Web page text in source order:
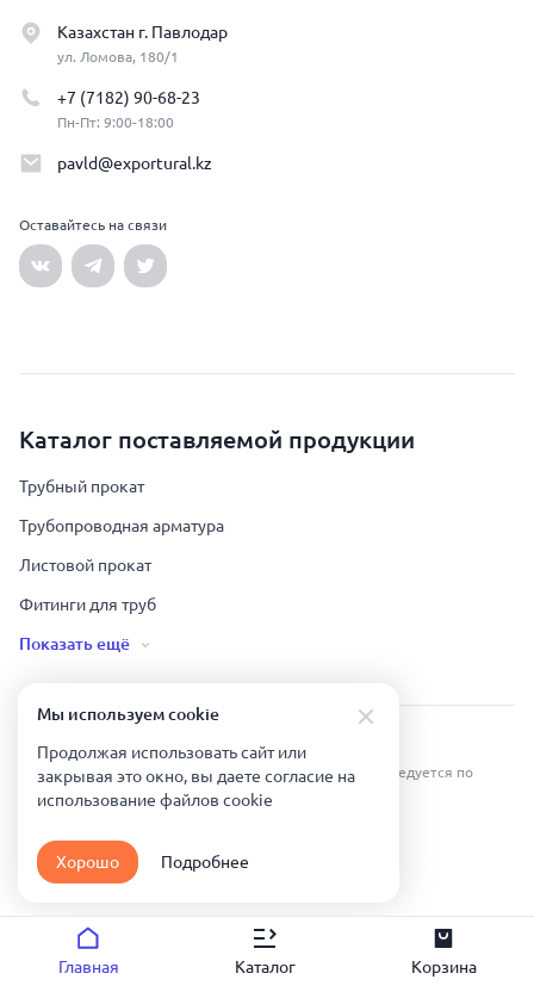
Казахстан г. Павлодар
ул. Ломова, 180/1
+7 (7182) 90-68-23
Пн-Пт: 9:00-18:00
pavld@exportural.kz
Оставайтесь на связи
Каталог поставляемой продукции
Трубный прокат
Трубопроводная арматура
Листовой прокат
Фитинги для труб
Показать ещё
Урал Тех Экспорт — Казахстан © 2019-
Все права защищены. Копирование информации преследуется по
Карта сайта
Политика конфиденциальности
Мы используем сookie
Продолжая использовать сайт или
закрывая это окно, вы даете согласие на
использование файлов сookie
Хорошо Подробнее
Главная Каталог Корзина